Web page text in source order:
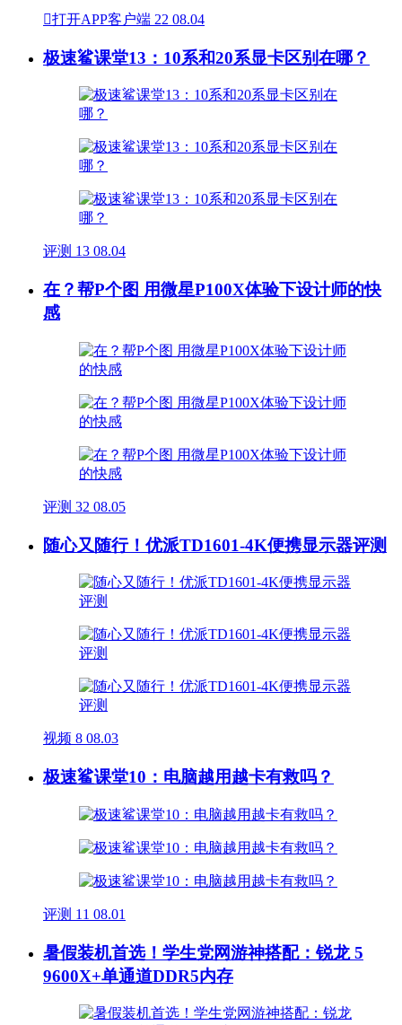
打开APP客户端 22 08.04
极速鲨课堂13：10系和20系显卡区别在哪？
评测 13 08.04
在？帮P个图 用微星P100X体验下设计师的快
感
评测 32 08.05
随心又随行！优派TD1601-4K便携显示器评测
视频 8 08.03
极速鲨课堂10：电脑越用越卡有救吗？
评测 11 08.01
暑假装机首选！学生党网游神搭配：锐龙 5
9600X+单通道DDR5内存